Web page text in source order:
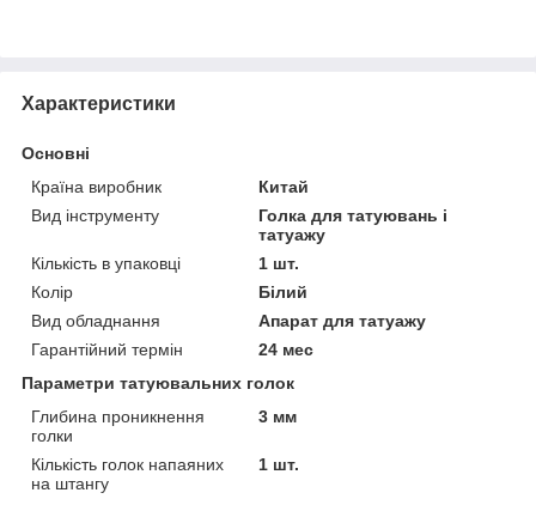
Характеристики
Основні
Країна виробник
Китай
Вид інструменту
Голка для татуювань і
татуажу
Кількість в упаковці
1 шт.
Колір
Білий
Вид обладнання
Апарат для татуажу
Гарантійний термін
24 мес
Параметри татуювальних голок
Глибина проникнення
голки
3 мм
Кількість голок напаяних
на штангу
1 шт.